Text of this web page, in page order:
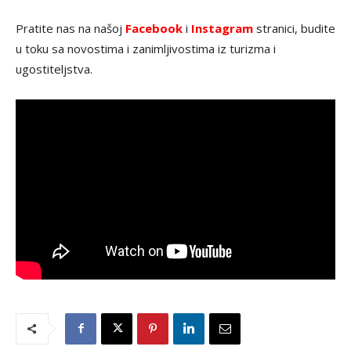
Pratite nas na našoj Facebook i Instagram stranici, budite
u toku sa novostima i zanimljivostima iz turizma i
ugostiteljstva.